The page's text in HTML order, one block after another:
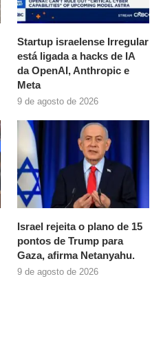
Startup israelense Irregular
está ligada a hacks de IA
da OpenAI, Anthropic e
Meta
9 de agosto de 2026
Israel rejeita o plano de 15
pontos de Trump para
Gaza, afirma Netanyahu.
9 de agosto de 2026